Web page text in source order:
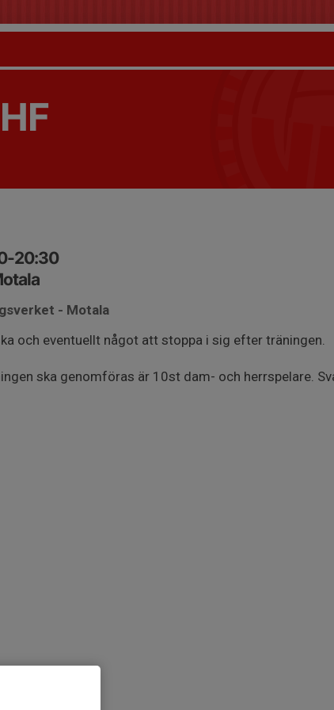
20:30
- Motala
och eventuellt något att stoppa i sig efter träningen.
ska genomföras är 10st dam- och herrspelare.